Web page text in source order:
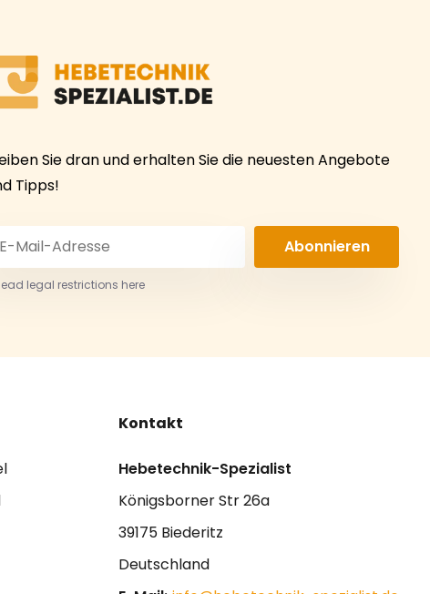
Sie dran und erhalten Sie die neuesten Angebote
Tipps!
Abonnieren
legal restrictions here
Kontakt
Hebetechnik-Spezialist
Königsborner Str 26a
39175 Biederitz
Deutschland